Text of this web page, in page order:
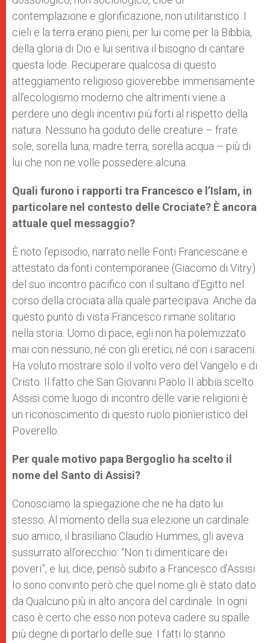
contemplazione e glorificazione, non utilitaristico. I
cieli e la terra erano pieni, per lui come per la Bibbia,
della gloria di Dio e lui sentiva il bisogno di cantare
questa lode. Recuperare qualcosa di questo
atteggiamento religioso gioverebbe immensamente
all’ecologismo moderno che altrimenti viene a
perdere uno degli incentivi più forti al rispetto della
natura. Nessuno ha goduto delle creature – frate
sole, sorella luna, madre terra, sorella acqua – più di
lui che non ne volle possedere alcuna.
Quali furono i rapporti tra Francesco e l’Islam, in
particolare nel contesto delle Crociate? È ancora
attuale quel messaggio?
È noto l’episodio, narrato nelle Fonti Francescane e
attestato da fonti contemporanee (Giacomo di Vitry)
del suo incontro pacifico con il sultano d’Egitto nel
corso della crociata alla quale partecipava. Anche da
questo punto di vista Francesco rimane solitario
nella storia. Uomo di pace, egli non ha polemizzato
mai con nessuno, né con gli eretici, né con i saraceni.
Ha voluto mostrare solo il volto vero del Vangelo e di
Cristo. Il fatto che San Giovanni Paolo II abbia scelto
Assisi come luogo di incontro delle varie religioni è
un riconoscimento di questo ruolo pionieristico del
Poverello.
Per quale motivo papa Bergoglio ha scelto il
nome del Santo di Assisi?
Conosciamo la spiegazione che ne ha dato lui
stesso. Al momento della sua elezione un cardinale
suo amico, il brasiliano Claudio Hummes, gli aveva
sussurrato all’orecchio: “Non ti dimenticare dei
poveri”, e lui, dice, pensò subito a Francesco d’Assisi.
Io sono convinto però che quel nome gli è stato dato
da Qualcuno più in alto ancora del cardinale. In ogni
caso è certo che esso non poteva cadere su spalle
più degne di portarlo delle sue. I fatti lo stanno